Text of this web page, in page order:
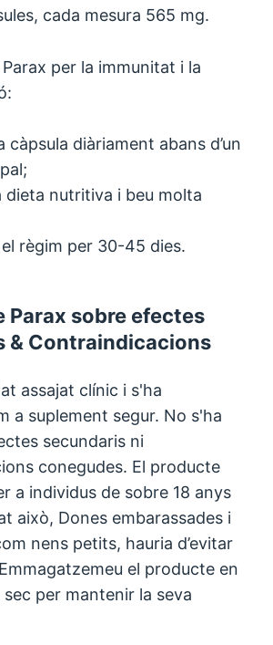
cada mesura 565 mg.
per la immunitat i la
càpsula diàriament abans d’un
dieta nutritiva i beu molta
règim per 30-45 dies.
Parax sobre efectes
& Contraindicacions
assajat clínic i s'ha
a suplement segur. No s'ha
secundaris ni
conegudes. El producte
a individus de sobre 18 anys
això, Dones embarassades i
nens petits, hauria d’evitar
el producte en
per mantenir la seva